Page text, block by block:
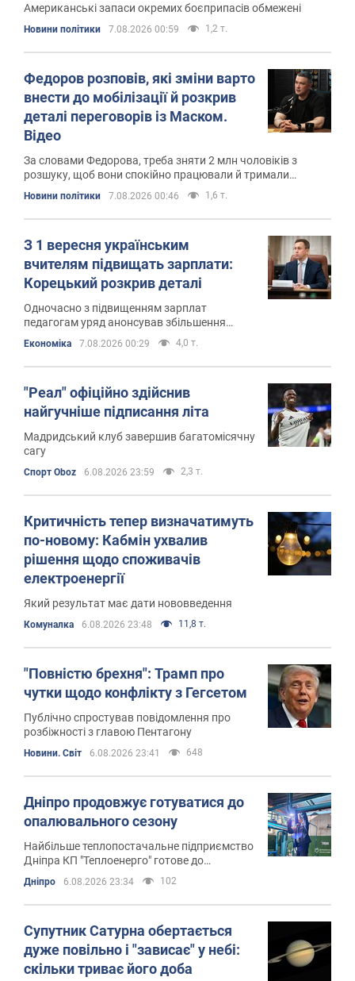
Американські запаси окремих боєприпасів обмежені
Новини політики 7.08.2026 00:59 1,2 т.
Федоров розповів, які зміни варто
внести до мобілізації й розкрив
деталі переговорів із Маском.
Відео
За словами Федорова, треба зняти 2 млн чоловіків з
розшуку, щоб вони спокійно працювали й тримали
Новини політики 7.08.2026 00:46 1,6 т.
З 1 вересня українським
вчителям підвищать зарплати:
Корецький розкрив деталі
Одночасно з підвищенням зарплат
педагогам уряд анонсував збільшення
студентських стипендій
Економіка 7.08.2026 00:29 4,0 т.
"Реал" офіційно здійснив
найгучніше підписання літа
Мадридський клуб завершив багатомісячну
сагу
Спорт Oboz 6.08.2026 23:59 2,3 т.
Критичність тепер визначатимуть
по-новому: Кабмін ухвалив
рішення щодо споживачів
електроенергії
Який результат має дати нововведення
Комуналка 6.08.2026 23:48 11,8 т.
"Повністю брехня": Трамп про
чутки щодо конфлікту з Гегсетом
Публічно спростував повідомлення про
розбіжності з главою Пентагону
Новини. Світ 6.08.2026 23:41 648
Дніпро продовжує готуватися до
опалювального сезону
Найбільше теплопостачальне підприємство
Дніпра КП "Теплоенерго" готове до
опалювального сезону
Дніпро 6.08.2026 23:34 102
Супутник Сатурна обертається
дуже повільно і "зависає" у небі:
скільки триває його доба